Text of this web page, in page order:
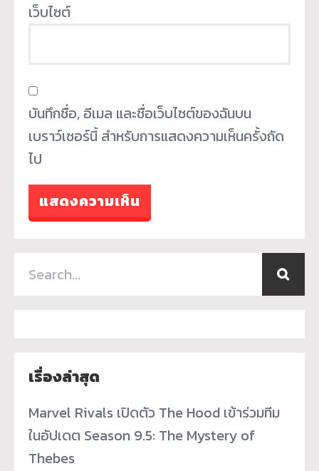
เว็บไซต์
บันทึกชื่อ, อีเมล และชื่อเว็บไซต์ของฉันบน
เบราว์เซอร์นี้ สำหรับการแสดงความเห็นครั้งถัด
ไป
เรื่องล่าสุด
Marvel Rivals เปิดตัว The Hood เข้าร่วมทีม
ในอัปเดต Season 9.5: The Mystery of
Thebes